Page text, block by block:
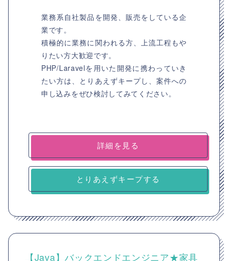
業務系自社製品を開発、販売をしている企
業です。
積極的に業務に関われる方、上流工程もや
りたい方大歓迎です。
PHP/Laravelを用いた開発に携わっていき
たい方は、とりあえずキープし、案件への
申し込みをぜひ検討してみてください。
詳細を見る
とりあえずキープする
【Java】バックエンドエンジニア★家具